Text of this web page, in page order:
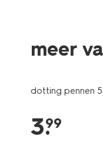
meer
dotting pennen 5
3.
99